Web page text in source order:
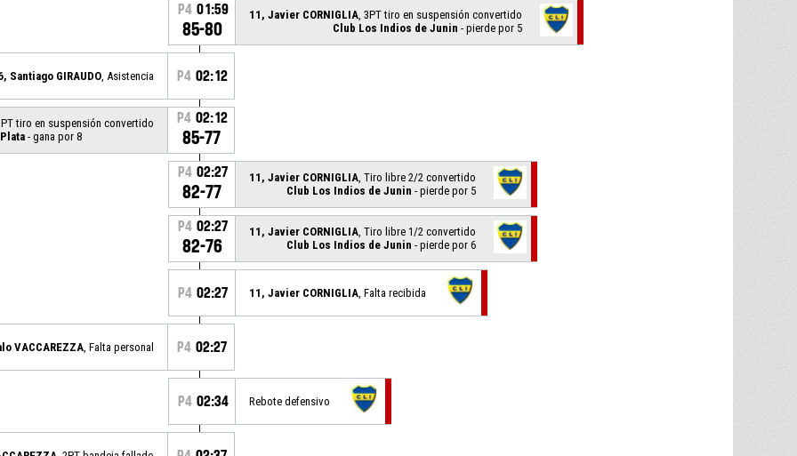
P4 01:59
85-80
11, Javier CORNIGLIA , 3PT tiro en suspensión convertido
Club Los Indios de Junin - pierde por 5
Santiago GIRAUDO , Asistencia P4 02:12
tiro en suspensión convertido
- gana por 8
P4 02:12
85-77
P4 02:27
82-77
11, Javier CORNIGLIA , Tiro libre 2/2 convertido
Club Los Indios de Junin - pierde por 5
P4 02:27
82-76
11, Javier CORNIGLIA , Tiro libre 1/2 convertido
Club Los Indios de Junin - pierde por 6
P4 02:27 11, Javier CORNIGLIA , Falta recibida
VACCAREZZA , Falta personal P4 02:27
P4 02:34 Rebote defensivo